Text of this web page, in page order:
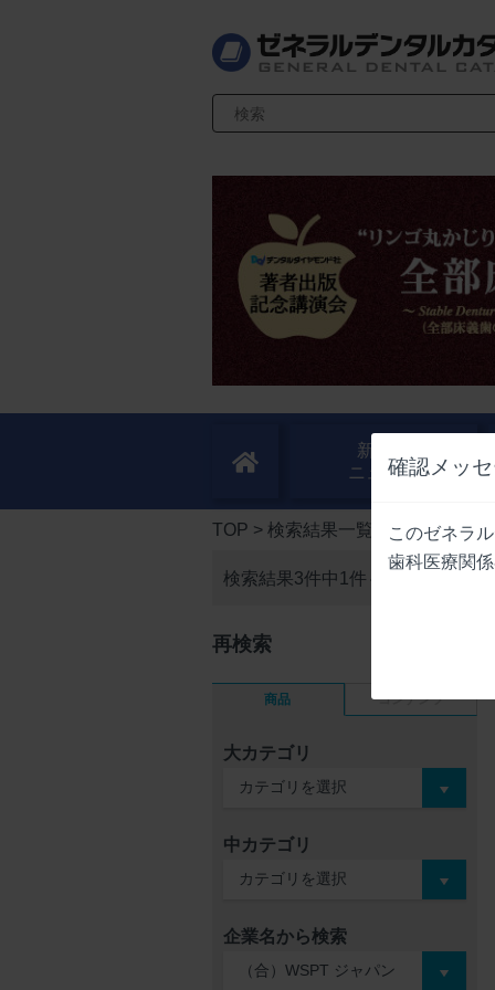
確認メッ
このゼネラ
歯科医療関
検索キーワード入力
新製品
ニュース
TOP > 検索結果一覧
検索結果3件中 1件～3件を表示
再検索
商品 コンテンツ
大カテゴリ
中カテゴリ
企業名から検索